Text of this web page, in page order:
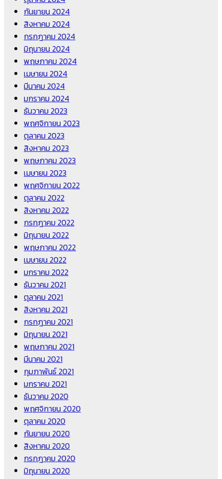
กันยายน 2024
สิงหาคม 2024
กรกฎาคม 2024
มิถุนายน 2024
พฤษภาคม 2024
เมษายน 2024
มีนาคม 2024
มกราคม 2024
ธันวาคม 2023
พฤศจิกายน 2023
ตุลาคม 2023
สิงหาคม 2023
พฤษภาคม 2023
เมษายน 2023
พฤศจิกายน 2022
ตุลาคม 2022
สิงหาคม 2022
กรกฎาคม 2022
มิถุนายน 2022
พฤษภาคม 2022
เมษายน 2022
มกราคม 2022
ธันวาคม 2021
ตุลาคม 2021
สิงหาคม 2021
กรกฎาคม 2021
มิถุนายน 2021
พฤษภาคม 2021
มีนาคม 2021
กุมภาพันธ์ 2021
มกราคม 2021
ธันวาคม 2020
พฤศจิกายน 2020
ตุลาคม 2020
กันยายน 2020
สิงหาคม 2020
กรกฎาคม 2020
มิถุนายน 2020